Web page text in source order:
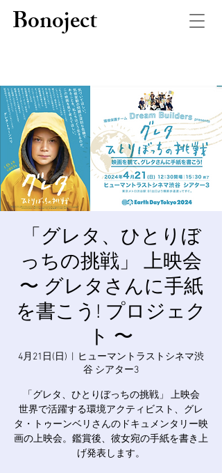
Bonoject
「グレタ、ひとりぼ
っちの挑戦」 上映会
〜 グレタさんに手紙
を書こう! プロジェク
ト 〜
4月21日(日)
ヒューマントラストシネマ渋
谷 シアター3
「グレタ、ひとりぼっちの挑戦」 上映会
世界で活躍する環境アクティビスト、グレ
タ・トゥーンベリさんのドキュメンタリー映
画の上映会。鑑賞後、彼女宛の手紙を書き上
げ発表します。